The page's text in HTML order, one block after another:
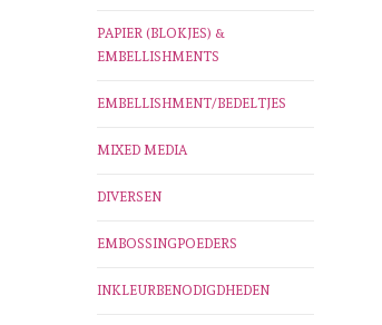
PAPIER (BLOKJES) &
EMBELLISHMENTS
EMBELLISHMENT/BEDELTJES
MIXED MEDIA
DIVERSEN
EMBOSSINGPOEDERS
INKLEURBENODIGDHEDEN